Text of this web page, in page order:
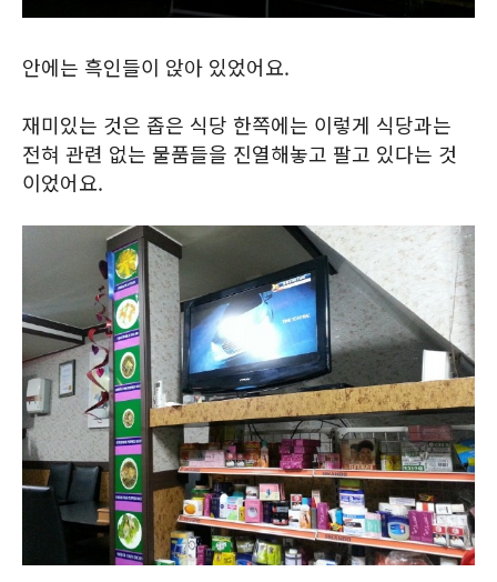
안에는 흑인들이 앉아 있었어요.
재미있는 것은 좁은 식당 한쪽에는 이렇게 식당과는
전혀 관련 없는 물품들을 진열해놓고 팔고 있다는 것
이었어요.